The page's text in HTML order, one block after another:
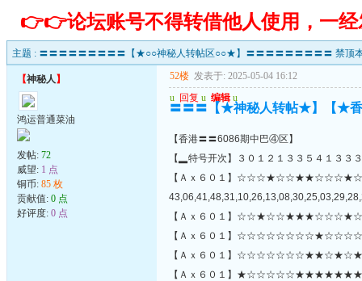
👉👉论坛账号不得转借他人使用，一
主题 : 〓〓〓〓〓〓〓〓〓【★○○神秘人转帖区○○★】〓〓〓〓〓〓〓〓〓 禁顶
【神秘人 】
鸿运普通菜油
发帖: 72
威望: 1 点
铜币: 85 枚
贡献值: 0 点
好评度: 0 点
52楼 发表于: 2025-05-04 16:12
u 回复 u 编辑 u
〓〓〓【★神秘人转帖★】【★
【香港〓〓6086期中巴④区】
【▂特号开次】３０１２１３３５４１３３
【Ａｘ６０１】
【Ａｘ６０１】
【Ａｘ６０１】
【Ａｘ６０１】
【Ａｘ６０１】